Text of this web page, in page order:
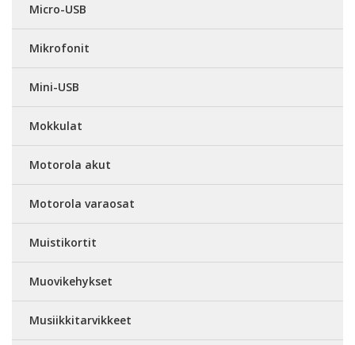
Micro-USB
Mikrofonit
Mini-USB
Mokkulat
Motorola akut
Motorola varaosat
Muistikortit
Muovikehykset
Musiikkitarvikkeet